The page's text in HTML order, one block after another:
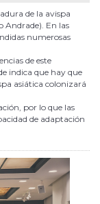
de la avispa
Andrade). En las
numerosas
de este
indica que hay que
asiática colonizará
por lo que las
de adaptación